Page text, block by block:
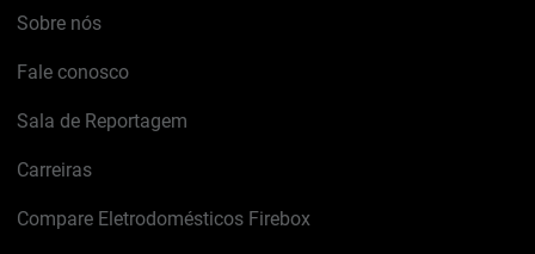
Sobre nós
Fale conosco
Sala de Reportagem
Carreiras
Compare Eletrodomésticos Firebox